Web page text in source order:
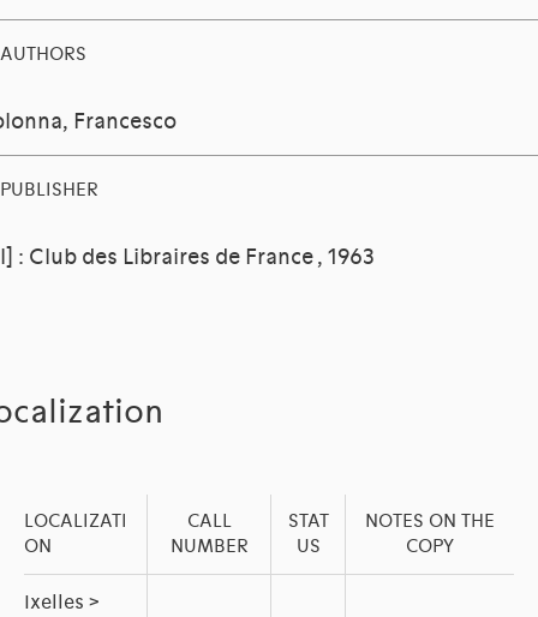
AUTHORS
Francesco
PUBLISHER
: Club des Libraires de France , 1963
LOCALIZATI
ON
CALL
NUMBER
STAT
US
NOTES ON THE
COPY
Ixelles >